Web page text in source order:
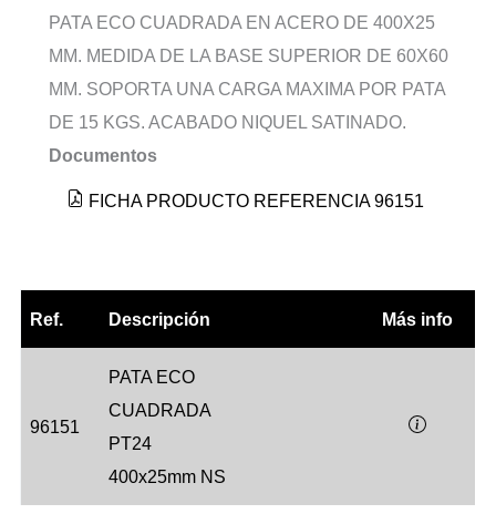
PATA ECO CUADRADA EN ACERO DE 400X25
MM. MEDIDA DE LA BASE SUPERIOR DE 60X60
MM. SOPORTA UNA CARGA MAXIMA POR PATA
DE 15 KGS. ACABADO NIQUEL SATINADO.
Documentos
FICHA PRODUCTO REFERENCIA 96151
Ref. Descripción Más info
96151
PATA ECO
CUADRADA
PT24
400x25mm NS